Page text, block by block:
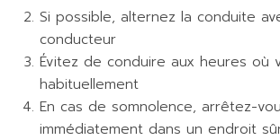
Si possible, alternez la conduite
conducteur
Évitez de conduire aux heures où
habituellement
En cas de somnolence, arrêtez-
immédiatement dans un endroit